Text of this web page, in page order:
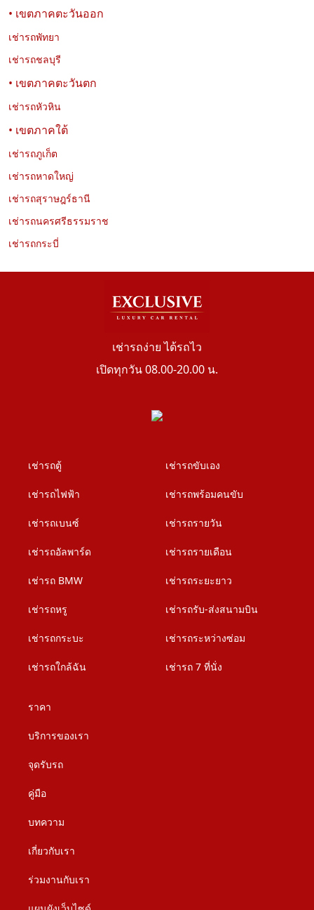
ทางประวัติศาสตร์ พร้อมที่อยู่ พิกัด เวลาเปิด–ปิด และข้อมูลการเดินทาง
• เขตภาคตะวันออก
เช่ารถพัทยา
เช่ารถชลบุรี
• เขตภาคตะวันตก
เช่ารถหัวหิน
• เขตภาคใต้
เช่ารถภูเก็ต
เช่ารถหาดใหญ่
เช่ารถสุราษฎร์ธานี
เช่ารถนครศรีธรรมราช
เช่ารถกระบี่
เช่ารถง่าย ได้รถไว
เปิดทุกวัน 08.00-20.00 น.
เช่ารถตู้
เช่ารถไฟฟ้า
เช่ารถเบนซ์
เช่ารถอัลพาร์ด
เช่ารถ BMW
เช่ารถหรู
เช่ารถกระบะ
เช่ารถใกล้ฉัน
เช่ารถขับเอง
เช่ารถพร้อมคนขับ
เช่ารถรายวัน
เช่ารถรายเดือน
เช่ารถระยะยาว
เช่ารถรับ-ส่งสนามบิน
เช่ารถระหว่างซ่อม
เช่ารถ 7 ที่นั่ง
ราคา
บริการของเรา
จุดรับรถ
คู่มือ
บทความ
เกี่ยวกับเรา
ร่วมงานกับเรา